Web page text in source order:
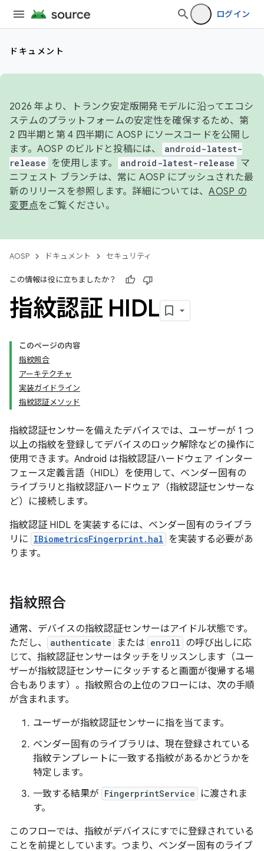
ログイン
ドキュメント
2026 年より、トランク安定版開発モデルに沿ってエコシ
ステムのプラットフォームの安定性を確保するため、第
2 四半期と第 4 四半期に AOSP にソースコードを公開し
ます。AOSP のビルドと投稿には、
android-latest-
release
を使用します。 android-latest-release
マ
ニフェスト ブランチは、常に AOSP にプッシュされた最
新のリリースを参照します。詳細については、AOSP の
変更点をご覧ください。
AOSP ドキュメント セキュリティ
この情報は役に立ちましたか？
指紋認証 HIDL
このページの内容
指紋照合
アーキテクチャ
実装ガイドライン
指紋認証メソッド
指紋認証センサーを備えたデバイスでは、ユーザーが 1 つ
以上の指紋を登録してデバイスのロック解除などの操作に
使用できます。Android は指紋認証ハードウェア インター
フェース定義言語（HIDL）を使用して、ベンダー固有の
ライブラリと指紋認証ハードウェア（指紋認証センサーな
ど）に接続します。
指紋認証 HIDL を実装するには、ベンダー固有のライブラ
リに IBiometricsFingerprint.hal を実装する必要があ
ります。
指紋照合
通常、デバイスの指紋認証センサーはアイドル状態です。
ただし、
authenticate または enroll の呼び出しに応
じて、指紋認証センサーはタッチをリッスンします（ユー
ザーが指紋認証センサーにタッチすると画面が復帰する場
合もあります）。指紋照合の上位のフローには、次の手順
が含まれます。
ユーザーが指紋認証センサーに指を当てます。
ベンダー固有のライブラリは、現在登録されている
指紋テンプレートに一致する指紋があるかどうかを
特定します。
一致する結果が FingerprintService
に渡されま
す。
このフローでは、指紋がデバイスにすでに登録されている
ことを前提としています。つまり、ベンダー固有のライブ